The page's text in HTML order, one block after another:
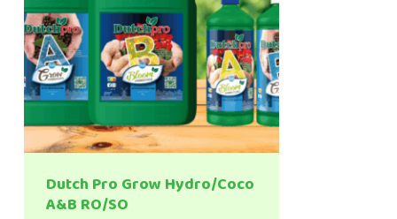
Dutch Pro Grow Hydro/Coco
A&B RO/SO